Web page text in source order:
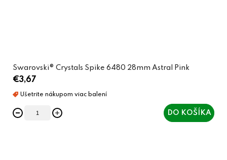
Swarovski® Crystals Spike 6480 28mm Astral Pink
€3,67
DO KOŠÍKA